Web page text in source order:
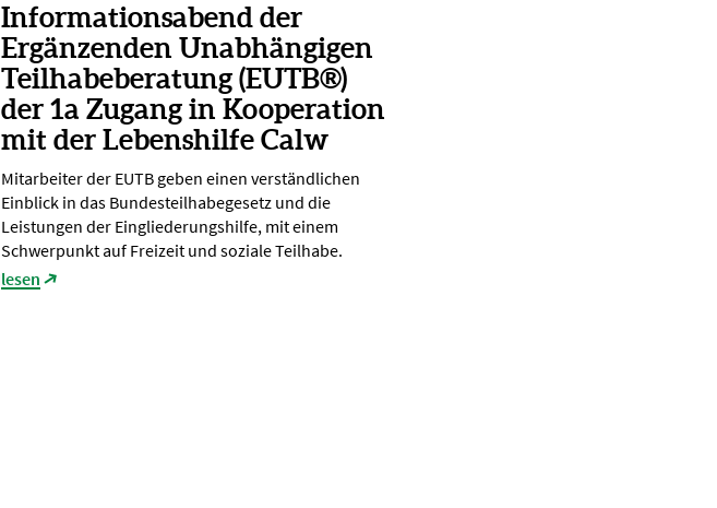
Informationsabend der
Ergänzenden Unabhängigen
Teilhabeberatung (EUTB®)
der 1a Zugang in Kooperation
mit der Lebenshilfe Calw
Mitarbeiter der EUTB geben einen verständlichen
Einblick in das Bundesteilhabegesetz und die
Leistungen der Eingliederungshilfe, mit einem
Schwerpunkt auf Freizeit und soziale Teilhabe.
lesen